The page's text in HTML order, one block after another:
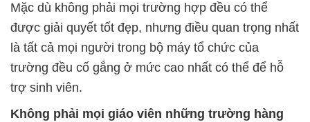
Mặc dù không phải mọi trường hợp đều có thể
được giải quyết tốt đẹp, nhưng điều quan trọng nhất
là tất cả mọi người trong bộ máy tổ chức của
trường đều cố gắng ở mức cao nhất có thể để hỗ
trợ sinh viên.
Không phải mọi giáo viên những trường hàng